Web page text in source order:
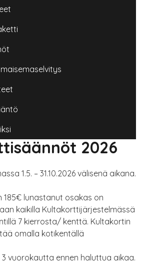
2026
1.5. – 31.10.2026 välisenä aikana.
185€ lunastanut osakas on
kaikilla Kultakorttijärjestelmässä
7 kierrosta/ kenttä. Kultakortin
omalla kotikentällä
vuorokautta ennen haluttua aikaa.